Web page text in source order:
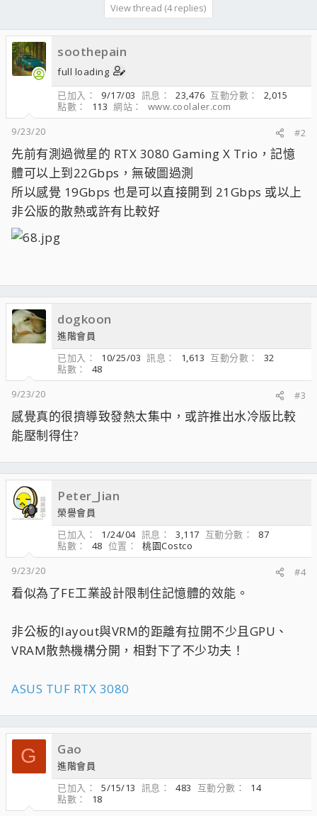
View thread (4 replies)
soothepain
full loading
已加入
9/17/03 訊息 23,476 互動分數
2,015
點數
113 網站
www.coolaler.com
9/23/20
#2
先前有測過微星的 RTX 3080 Gaming X Trio，記憶
體可以上到22Gbps，無破圖過測
所以感覺 19Gbps 也是可以直接開到 21Gbps 或以上
非公版的散熱或許有比較好
dogkoon
進階會員
已加入
10/25/03 訊息 1,613 互動分數
32
點數
48
9/23/20
#3
感覺真的很擠導致發熱太集中，或許推出水冷版比較
能壓制得住?
Peter_Jian
榮譽會員
已加入
1/24/04 訊息 3,117 互動分數
87
點數
48 位置
桃園Costco
9/23/20
#4
看似為了FE工業設計限制住記憶體的效能。
非公板的layout與VRM的距離有拉開不少且GPU、
VRAM散熱機構分開，相對下了不少功夫！
ASUS TUF RTX 3080
G Gao
進階會員
已加入
5/15/13 訊息 483 互動分數
14
點數
18